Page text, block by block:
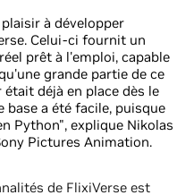
à développer
Celui-ci fournit un
prêt à l'emploi, capable
grande partie de ce
déjà en place dès le
base a été facile, puisque
Python", explique Nikolas
Pictures Animation.
de FlixiVerse est